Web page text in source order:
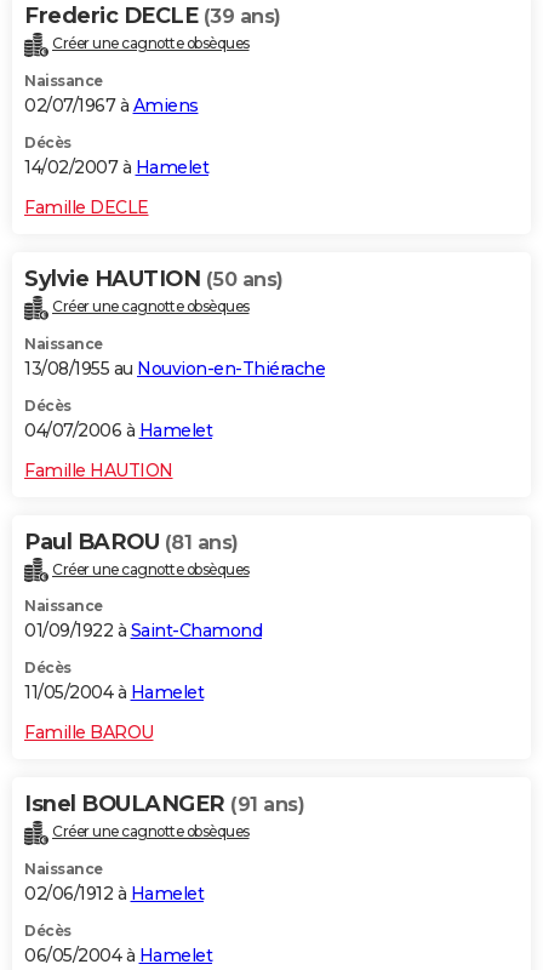
Frederic DECLE (39 ans)
Créer une cagnotte obsèques
Naissance
02/07/1967 à Amiens
Décès
14/02/2007 à Hamelet
Famille DECLE
Sylvie HAUTION (50 ans)
Créer une cagnotte obsèques
Naissance
13/08/1955 au Nouvion-en-Thiérache
Décès
04/07/2006 à Hamelet
Famille HAUTION
Paul BAROU (81 ans)
Créer une cagnotte obsèques
Naissance
01/09/1922 à Saint-Chamond
Décès
11/05/2004 à Hamelet
Famille BAROU
Isnel BOULANGER (91 ans)
Créer une cagnotte obsèques
Naissance
02/06/1912 à Hamelet
Décès
06/05/2004 à Hamelet